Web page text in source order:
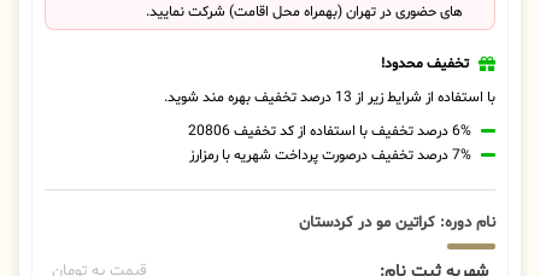
های حضوری در تهران (بهمراه محل اقامت) شرکت نمایید.
تخفیف محدود!
با استفاده از شرایط زیر از 13 درصد تخفیف بهره مند شوید.
6% درصد تخفیف با استفاده از کد تخفیف 20806
7% درصد تخفیف درصورت پرداخت شهریه با رمزارز
نام دوره: کراتین مو در کردستان
شهریه ثبت نام: قیمت به تومان